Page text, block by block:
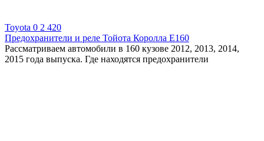
Toyota 0 2 420
Предохранители и реле Тойота Королла E160
Рассматриваем автомобили в 160 кузове 2012, 2013, 2014,
2015 года выпуска. Где находятся предохранители